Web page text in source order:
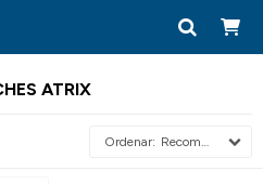
ATRIX
Recomendados